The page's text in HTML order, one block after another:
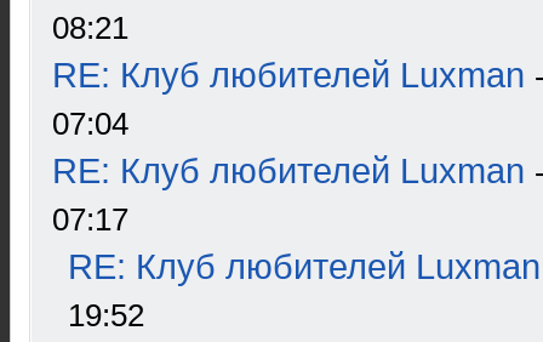
08:21
RE: Клуб любителей Luxman
07:04
RE: Клуб любителей Luxman
07:17
RE: Клуб любителей Luxman
19:52